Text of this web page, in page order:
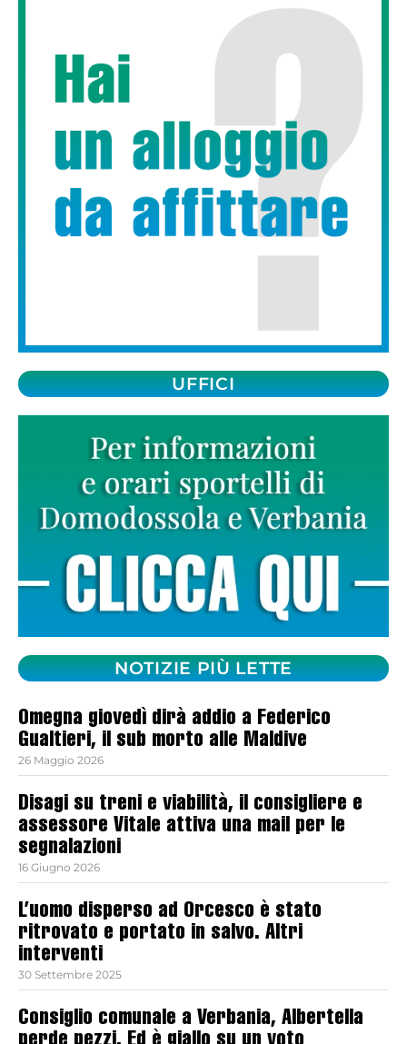
UFFICI
NOTIZIE PIÙ LETTE
Omegna giovedì dirà addio a Federico
Gualtieri, il sub morto alle Maldive
26 Maggio 2026
Disagi su treni e viabilità, il consigliere e
assessore Vitale attiva una mail per le
segnalazioni
16 Giugno 2026
L’uomo disperso ad Orcesco è stato
ritrovato e portato in salvo. Altri
interventi
30 Settembre 2025
Consiglio comunale a Verbania, Albertella